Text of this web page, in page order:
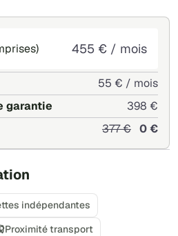
455 € / mois
55 € / mois
garantie
398 €
377 € 0 €
indépendantes
Proximité transport